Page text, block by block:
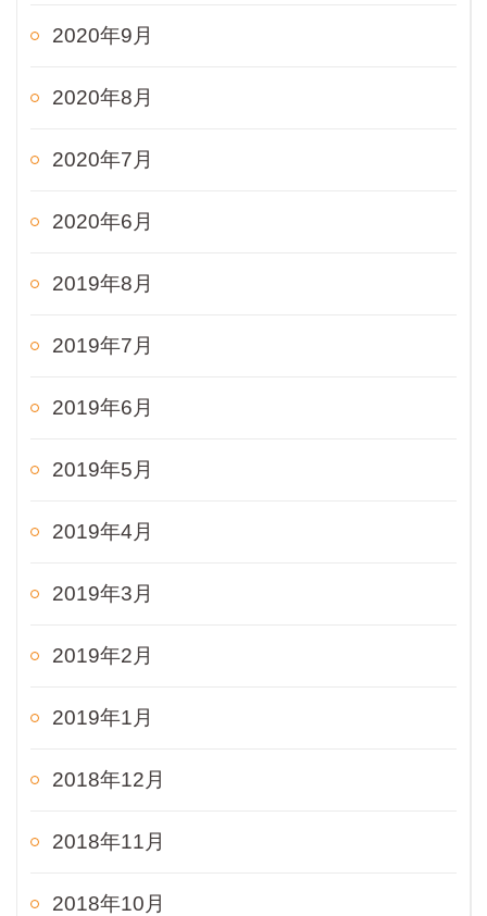
2020年9月
2020年8月
2020年7月
2020年6月
2019年8月
2019年7月
2019年6月
2019年5月
2019年4月
2019年3月
2019年2月
2019年1月
2018年12月
2018年11月
2018年10月